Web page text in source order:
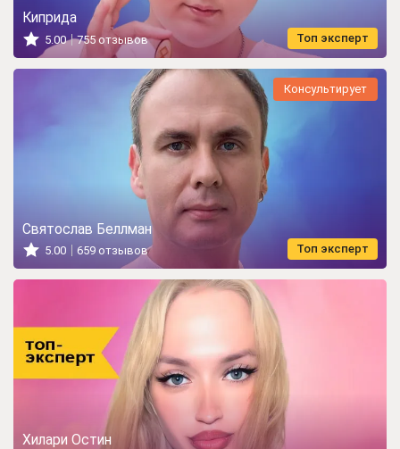
Топ эксперт
Киприда
5.00 755 отзывов
Консультирует
Топ эксперт
Святослав Беллман
5.00 659 отзывов
Хилари Остин